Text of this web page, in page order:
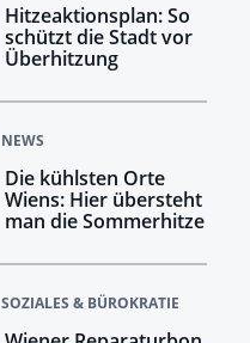
Hitzeaktionsplan: So
schützt die Stadt vor
Überhitzung
NEWS
Die kühlsten Orte
Wiens: Hier übersteht
man die Sommerhitze
SOZIALES & BÜROKRATIE